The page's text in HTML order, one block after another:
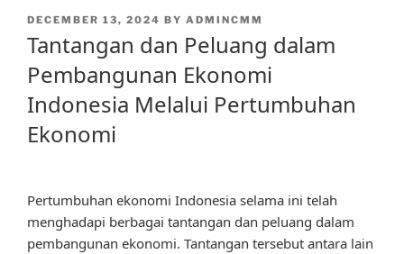
POSTED
DECEMBER 13, 2024 BY ADMINCMM
Tantangan dan Peluang dalam
Pembangunan Ekonomi
Indonesia Melalui Pertumbuhan
Ekonomi
Pertumbuhan ekonomi Indonesia selama ini telah
menghadapi berbagai tantangan dan peluang dalam
pembangunan ekonomi. Tantangan tersebut antara lain